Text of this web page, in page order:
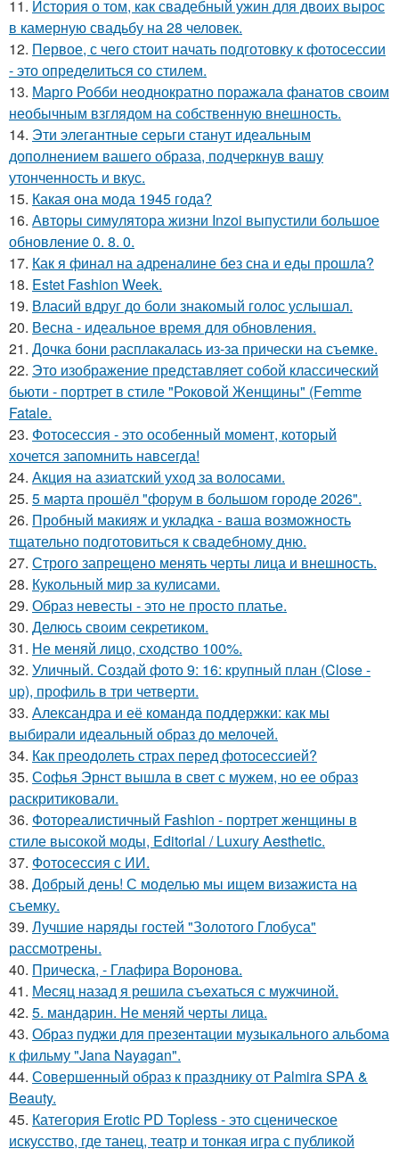
11. История о том, как свадебный ужин для двоих вырос
в камерную свадьбу на 28 человек.
12. Первое, с чего стоит начать подготовку к фотосессии
- это определиться со стилем.
13. Марго Робби неоднократно поражала фанатов своим
необычным взглядом на собственную внешность.
14. Эти элегантные серьги станут идеальным
дополнением вашего образа, подчеркнув вашу
утонченность и вкус.
15. Какая она мода 1945 года?
16. Авторы симулятора жизни Inzoi выпустили большое
обновление 0. 8. 0.
17. Как я финал на адреналине без сна и еды прошла?
18. Estet Fashion Week.
19. Власий вдруг до боли знакомый голос услышал.
20. Весна - идеальное время для обновления.
21. Дочка бони расплакалась из-за прически на съемке.
22. Это изображение представляет собой классический
бьюти - портрет в стиле "Роковой Женщины" (Femme
Fatale.
23. Фотосессия - это особенный момент, который
хочется запомнить навсегда!
24. Акция на азиатский уход за волосами.
25. 5 марта прошёл "форум в большом городе 2026".
26. Пробный макияж и укладка - ваша возможность
тщательно подготовиться к свадебному дню.
27. Строго запрещено менять черты лица и внешность.
28. Кукольный мир за кулисами.
29. Образ невесты - это не просто платье.
30. Делюсь своим секретиком.
31. Не меняй лицо, сходство 100%.
32. Уличный. Создай фото 9: 16: крупный план (Close -
up), профиль в три четверти.
33. Александра и её команда поддержки: как мы
выбирали идеальный образ до мелочей.
34. Как преодолеть страх перед фотосессией?
35. Софья Эрнст вышла в свет с мужем, но ее образ
раскритиковали.
36. Фотореалистичный Fashion - портрет женщины в
стиле высокой моды, Editorial / Luxury Aesthetic.
37. Фотосессия с ИИ.
38. Добрый день! С моделью мы ищем визажиста на
съемку.
39. Лучшие наряды гостей "Золотого Глобуса"
рассмотрены.
40. Прическа, - Глафира Воронова.
41. Мeсяц назад я рeшила съeхаться с мужчиной.
42. 5. мандарин. Не меняй черты лица.
43. Образ пуджи для презентации музыкального альбома
к фильму "Jana Nayagan".
44. Совершенный образ к празднику от Palmira SPA &
Beauty.
45. Категория Erotic PD Topless - это сценическое
искусство, где танец, театр и тонкая игра с публикой